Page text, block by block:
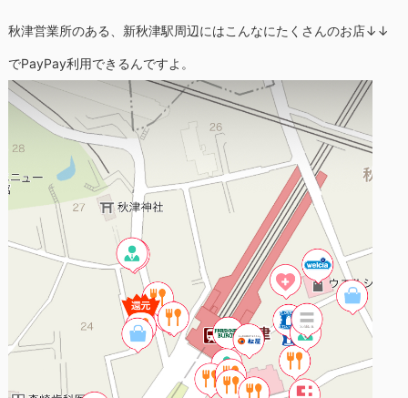
秋津営業所のある、新秋津駅周辺にはこんなにたくさんのお店↓↓
でPayPay利用できるんですよ。